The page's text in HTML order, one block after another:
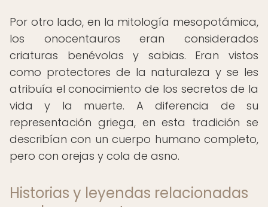
Por otro lado, en la mitología mesopotámica,
los onocentauros eran considerados
criaturas benévolas y sabias. Eran vistos
como protectores de la naturaleza y se les
atribuía el conocimiento de los secretos de la
vida y la muerte. A diferencia de su
representación griega, en esta tradición se
describían con un cuerpo humano completo,
pero con orejas y cola de asno.
Historias y leyendas relacionadas